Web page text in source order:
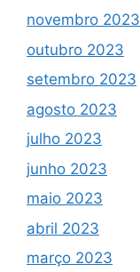
novembro 2023
outubro 2023
setembro 2023
agosto 2023
julho 2023
junho 2023
maio 2023
abril 2023
março 2023